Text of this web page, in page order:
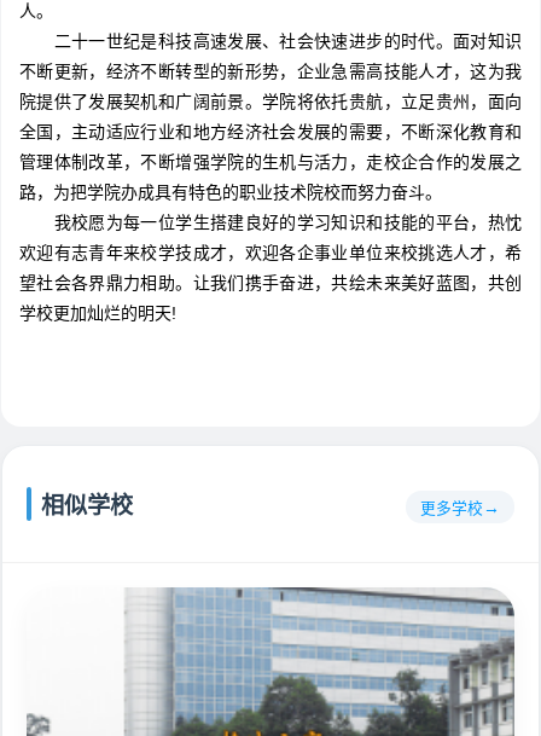
人。
二十一世纪是科技高速发展、社会快速进步的时代。面对知识
不断更新，经济不断转型的新形势，企业急需高技能人才，这为我
院提供了发展契机和广阔前景。学院将依托贵航，立足贵州，面向
全国，主动适应行业和地方经济社会发展的需要，不断深化教育和
管理体制改革，不断增强学院的生机与活力，走校企合作的发展之
路，为把学院办成具有特色的职业技术院校而努力奋斗。
我校愿为每一位学生搭建良好的学习知识和技能的平台，热忱
欢迎有志青年来校学技成才，欢迎各企事业单位来校挑选人才，希
望社会各界鼎力相助。让我们携手奋进，共绘未来美好蓝图，共创
学校更加灿烂的明天!
相似学校 更多学校